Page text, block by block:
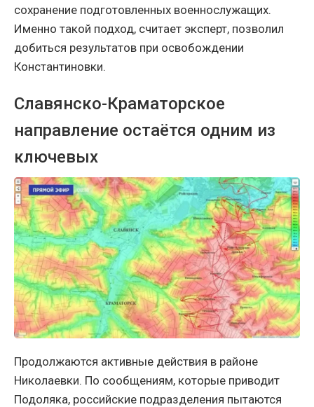
сохранение подготовленных военнослужащих.
Именно такой подход, считает эксперт, позволил
добиться результатов при освобождении
Константиновки.
Славянско-Краматорское
направление остаётся одним из
ключевых
Продолжаются активные действия в районе
Николаевки. По сообщениям, которые приводит
Подоляка, российские подразделения пытаются